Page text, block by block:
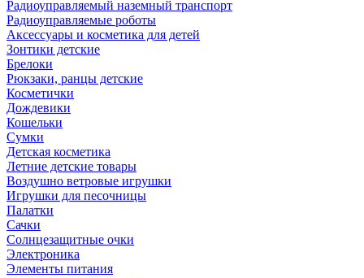
Радиоуправляемый наземный транспорт
Радиоуправляемые роботы
Аксессуары и косметика для детей
Зонтики детские
Брелоки
Рюкзаки, ранцы детские
Косметички
Дождевики
Кошельки
Сумки
Детская косметика
Летние детские товары
Воздушно ветровые игрушки
Игрушки для песочницы
Палатки
Сачки
Солнцезащитные очки
Электроника
Элементы питания